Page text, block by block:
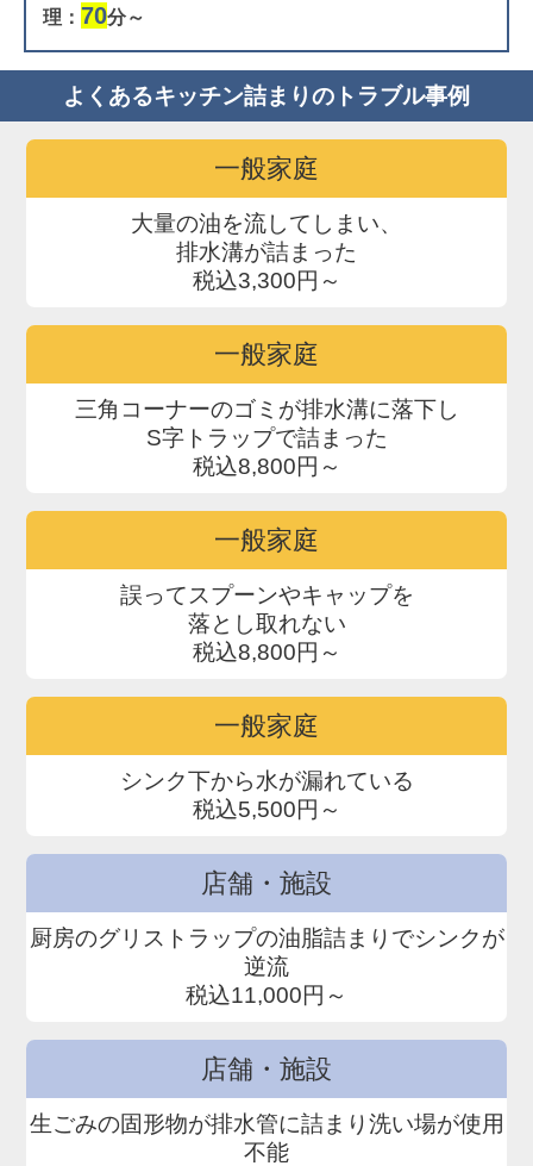
理： 70分～
よくあるキッチン詰まりのトラブル事例
一般家庭
大量の油を流してしまい、
排水溝が詰まった
税込3,300円～
一般家庭
三角コーナーのゴミが排水溝に落下し
S字トラップで詰まった
税込8,800円～
一般家庭
誤ってスプーンやキャップを
落とし取れない
税込8,800円～
一般家庭
シンク下から水が漏れている
税込5,500円～
店舗・施設
厨房のグリストラップの油脂詰まりでシンクが
逆流
税込11,000円～
店舗・施設
生ごみの固形物が排水管に詰まり洗い場が使用
不能